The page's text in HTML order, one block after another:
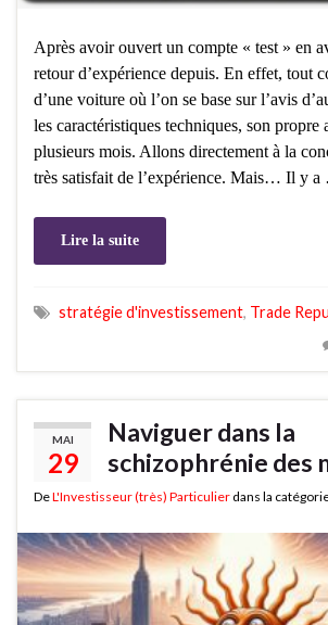
Après avoir ouvert un compte « test » en
retour d’expérience depuis. En effet, tout
d’une voiture où l’on se base sur l’avis
les caractéristiques techniques, son propre
plusieurs mois. Allons directement à la
très satisfait de l’expérience. Mais… Il y
Lire la suite
stratégie d'investissement, Trade
MAI
29
Naviguer dans la
schizophrénie des
DeL'Investisseur (très) Particulier dans la